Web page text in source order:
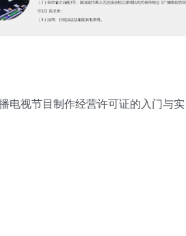
电视节目制作经营许可证的入门与实